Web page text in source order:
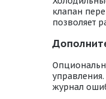
клапан
позволяет
журнал